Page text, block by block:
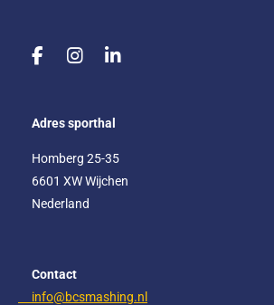
F
b
o
k
I
a
r
a
m
L
k
e
I
n
Adres sporthal
Homberg 25-35
6601 XW Wijchen
Nederland
Contact
info@bcsmashing.nl